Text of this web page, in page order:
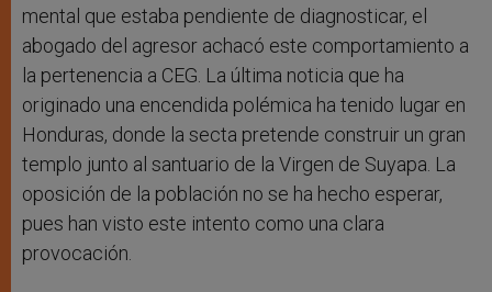
mental que estaba pendiente de diagnosticar, el
abogado del agresor achacó este comportamiento a
la pertenencia a CEG. La última noticia que ha
originado una encendida polémica ha tenido lugar en
Honduras, donde la secta pretende construir un gran
templo junto al santuario de la Virgen de Suyapa. La
oposición de la población no se ha hecho esperar,
pues han visto este intento como una clara
provocación.